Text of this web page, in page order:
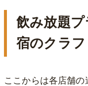
飲み放題
宿のクラ
ここからは各店舗